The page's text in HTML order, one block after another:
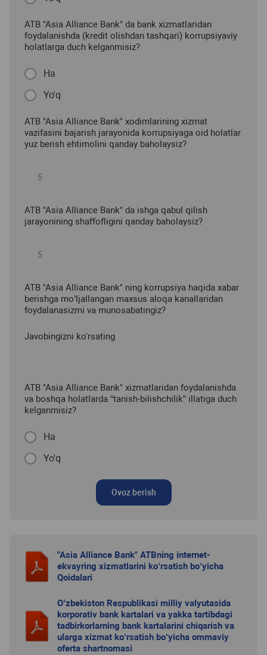
ATB "Asia Alliance Bank" da bank xizmatlaridan
foydalanishda (kredit olishdan tashqari) korrupsiyaviy
holatlarga duch kelganmisiz?
Ha
Yo'q
ATB "Asia Alliance Bank" xodimlarining xizmat
vazifasini bajarish jarayonida korrupsiyaga oid holatlar
yuz berish ehtimolini qanday baholaysiz?
ATB "Asia Alliance Bank" da ishga qabul qilish
jarayonining shaffofligini qanday baholaysiz?
ATB "Asia Alliance Bank" ning korrupsiya haqida xabar
berishga mo‘ljallangan maxsus aloqa kanallaridan
foydalanasizmi va munosabatingiz?
Javobingizni ko'rsating
ATB "Asia Alliance Bank" xizmatlaridan foydalanishda
va boshqa holatlarda “tanish-bilishchilik” illatiga duch
kelganmisiz?
Ha
Yo'q
Ovoz berish
"Asia Alliance Bank" ATBning internet-
ekvayring xizmatlarini ko‘rsatish bo‘yicha
Qoidalari
O‘zbekiston Respublikasi milliy valyutasida
korporativ bank kartalari va yakka tartibdagi
tadbirkorlarning bank kartalarini chiqarish va
ularga xizmat ko‘rsatish bo‘yicha ommaviy
oferta shartnomasi